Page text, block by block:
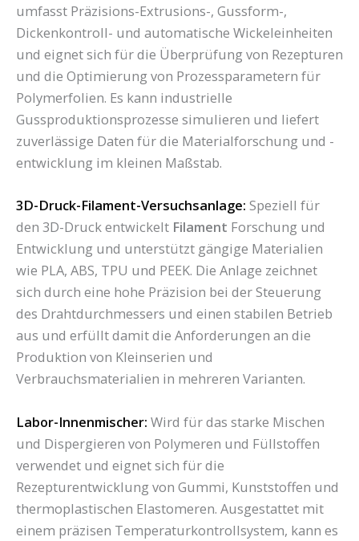
umfasst Präzisions-Extrusions-, Gussform-,
Dickenkontroll- und automatische Wickeleinheiten
und eignet sich für die Überprüfung von Rezepturen
und die Optimierung von Prozessparametern für
Polymerfolien. Es kann industrielle
Gussproduktionsprozesse simulieren und liefert
zuverlässige Daten für die Materialforschung und -
entwicklung im kleinen Maßstab.
3D-Druck-Filament-Versuchsanlage: Speziell für
den 3D-Druck entwickelt Filament Forschung und
Entwicklung und unterstützt gängige Materialien
wie PLA, ABS, TPU und PEEK. Die Anlage zeichnet
sich durch eine hohe Präzision bei der Steuerung
des Drahtdurchmessers und einen stabilen Betrieb
aus und erfüllt damit die Anforderungen an die
Produktion von Kleinserien und
Verbrauchsmaterialien in mehreren Varianten.
Labor-Innenmischer: Wird für das starke Mischen
und Dispergieren von Polymeren und Füllstoffen
verwendet und eignet sich für die
Rezepturentwicklung von Gummi, Kunststoffen und
thermoplastischen Elastomeren. Ausgestattet mit
einem präzisen Temperaturkontrollsystem, kann es